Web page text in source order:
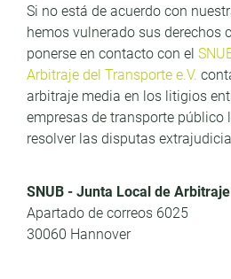
Si no está de acuerdo con
hemos vulnerado sus derechos
ponerse en contacto con el
Arbitraje del Transporte e.V.
arbitraje media en los litigios
empresas de transporte público
resolver las disputas
SNUB - Junta Local de
Apartado de correos 6025
30060 Hannover